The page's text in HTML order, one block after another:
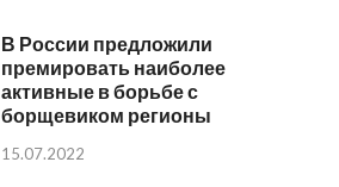
В России предложили
премировать наиболее
активные в борьбе с
борщевиком регионы
15.07.2022